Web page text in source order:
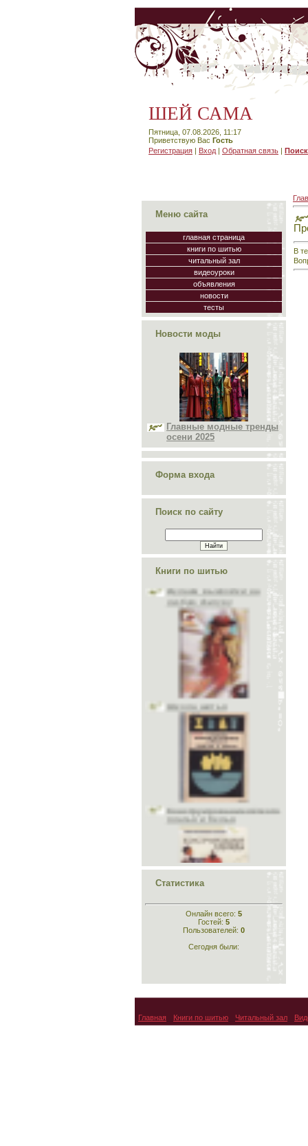
ШЕЙ САМА
Пятница, 07.08.2026, 11:17
Приветствую Вас Гость
Регистрация | Вход | Обратная связь |
Меню сайта
главная страница
книги по шитью
читальный зал
видеоуроки
объявления
новости
тесты
Новости моды
Главные модные тренды
осени 2025
Форма входа
Поиск по сайту
Книги по шитью
Делаем выкройки на
любую фигуру
Школа шитья
Конструирование лёгкого
платья и белья
Конструирование
Статистика
Онлайн всего: 5
Гостей: 5
Пользователей: 0
Сегодня были:
В
Главная Книги по шитью Читальный зал